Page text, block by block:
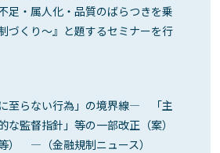
・属人化・品質のばらつきを乗
づくり～』と題するセミナーを行
に至らない行為」の境界線― 「主
な監督指針」等の一部改正（案）
） ―（金融規制ニュース）